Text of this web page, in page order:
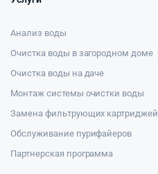
Анализ воды
Очистка воды в загородном доме
Очистка воды на даче
Монтаж системы очистки воды
Замена фильтрующих картриджей
Обслуживание пурифайеров
Партнерская программа